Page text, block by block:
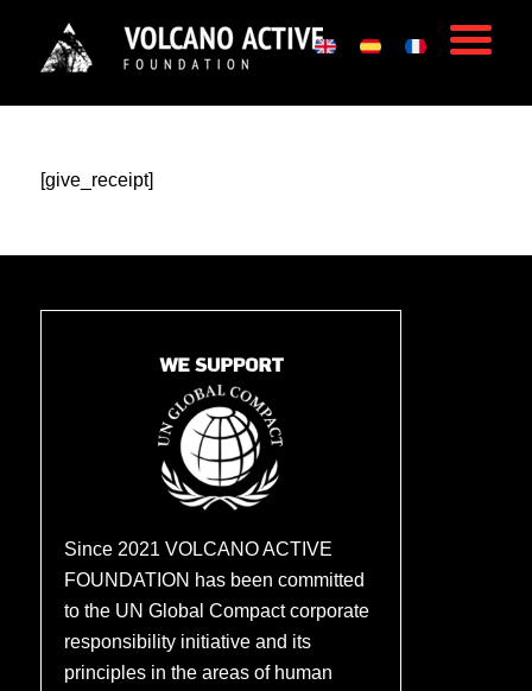
[give_receipt]
Since 2021 VOLCANO ACTIVE
FOUNDATION has been committed
to the UN Global Compact corporate
responsibility initiative and its
principles in the areas of human